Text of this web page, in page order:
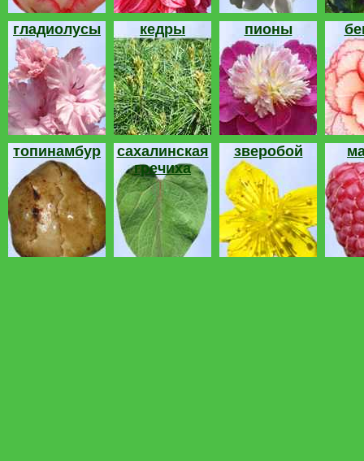
гладиолусы кедры пионы
топинамбур
сахалинская
гречиха
зверобой